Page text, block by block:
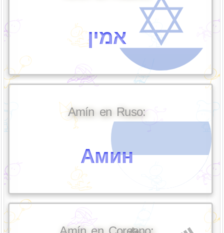
אמין
Amín en Ruso:
Амин